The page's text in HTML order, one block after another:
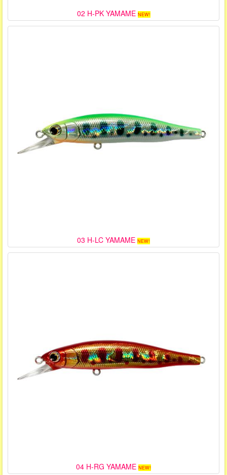
02 H-PK YAMAME NEW!
03 H-LC YAMAME NEW!
04 H-RG YAMAME NEW!